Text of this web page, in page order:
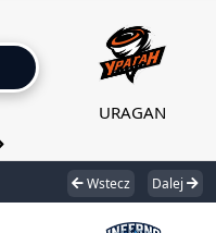
URAGAN
Wstecz Dalej